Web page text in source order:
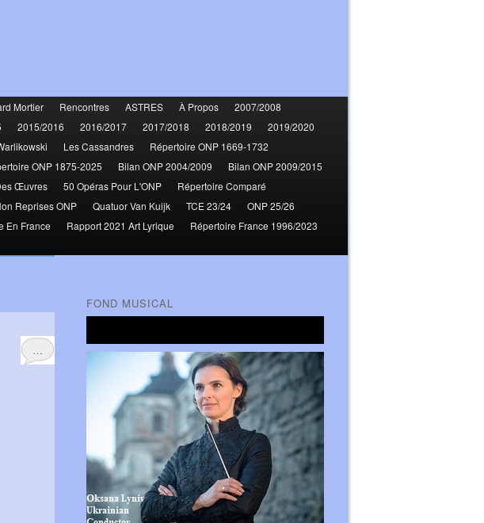
Mortier Rencontres ASTRES À Propos
2007/2008
2015/2016 2016/2017 2017/2018 2018/2019
2019/2020
Les Cassandres
Répertoire ONP 1669-1732
ONP 1875-2025 Bilan ONP 2004/2009
Bilan ONP 2009/2015
Œuvres 50 Opéras Pour L'ONP
Répertoire Comparé
Reprises ONP Quatuor Van Kuijk TCE 23/24
ONP 25/26
En France Rapport 2021 Art Lyrique
Répertoire France 1996/2023
…
FOND MUSICAL